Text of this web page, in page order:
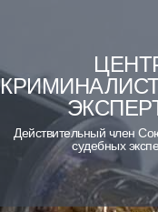
content
Действительный член
судебных